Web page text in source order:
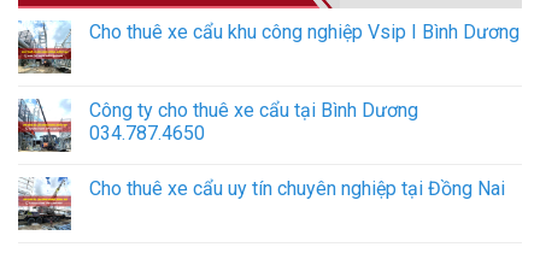
Cho thuê xe cẩu khu công nghiệp Vsip I Bình Dương
Công ty cho thuê xe cẩu tại Bình Dương
034.787.4650
Cho thuê xe cẩu uy tín chuyên nghiệp tại Đồng Nai